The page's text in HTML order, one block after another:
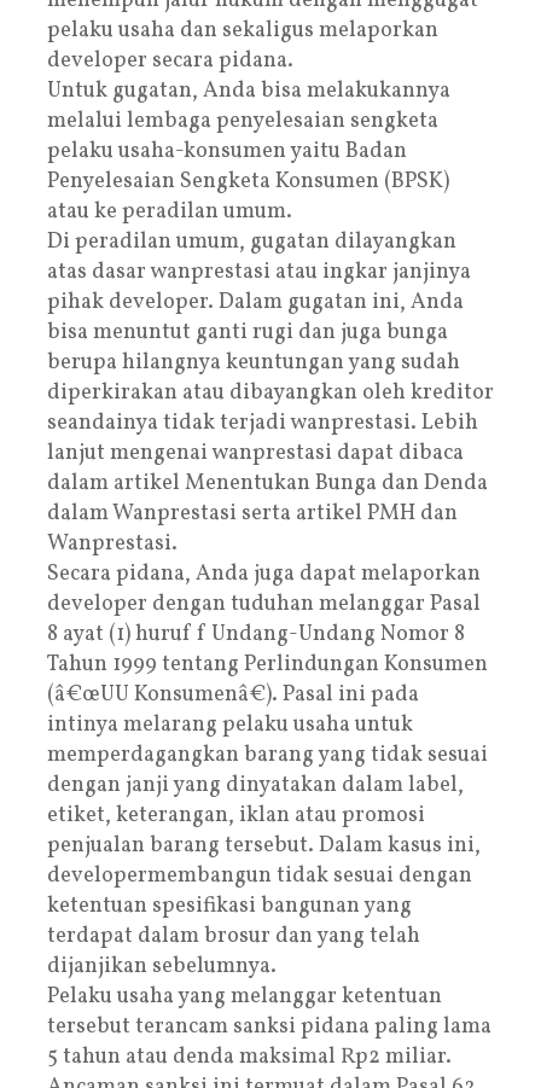
pelaku usaha dan sekaligus melaporkan
developer secara pidana.
Untuk gugatan, Anda bisa melakukannya
melalui lembaga penyelesaian sengketa
pelaku usaha-konsumen yaitu Badan
Penyelesaian Sengketa Konsumen (BPSK)
atau ke peradilan umum.
Di peradilan umum, gugatan dilayangkan
atas dasar wanprestasi atau ingkar janjinya
pihak developer. Dalam gugatan ini, Anda
bisa menuntut ganti rugi dan juga bunga
berupa hilangnya keuntungan yang sudah
diperkirakan atau dibayangkan oleh kreditor
seandainya tidak terjadi wanprestasi. Lebih
lanjut mengenai wanprestasi dapat dibaca
dalam artikel Menentukan Bunga dan Denda
dalam Wanprestasi serta artikel PMH dan
Wanprestasi.
Secara pidana, Anda juga dapat melaporkan
developer dengan tuduhan melanggar Pasal
8 ayat (1) huruf f Undang-Undang Nomor 8
Tahun 1999 tentang Perlindungan Konsumen
(â€œUU Konsumenâ€). Pasal ini pada
intinya melarang pelaku usaha untuk
memperdagangkan barang yang tidak sesuai
dengan janji yang dinyatakan dalam label,
etiket, keterangan, iklan atau promosi
penjualan barang tersebut. Dalam kasus ini,
developermembangun tidak sesuai dengan
ketentuan spesifikasi bangunan yang
terdapat dalam brosur dan yang telah
dijanjikan sebelumnya.
Pelaku usaha yang melanggar ketentuan
tersebut terancam sanksi pidana paling lama
5 tahun atau denda maksimal Rp2 miliar.